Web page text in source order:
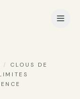
/
CLOUS DE